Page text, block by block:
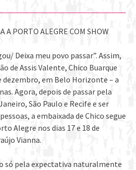
A PORTO ALEGRE COM SHOW
Deixa meu povo passar”. Assim,
de Assis Valente, Chico Buarque
dezembro, em Belo Horizonte – a
Agora, depois de passar pela
São Paulo e Recife e ser
a embaixada de Chico segue
Alegre nos dias 17 e 18 de
Vianna.
só pela expectativa naturalmente